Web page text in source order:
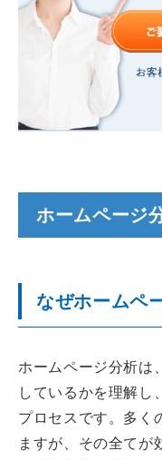
ホームページ
なぜホームペ
ホームページ分析は
しているかを理解し
プロセスです。多く
ますが、その全てが